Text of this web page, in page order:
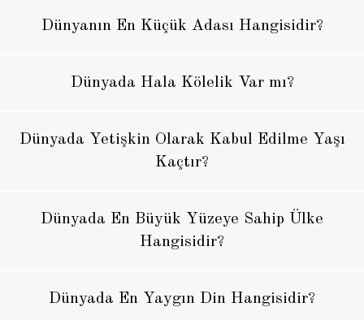
Dünyanın En Küçük Adası Hangisidir?
Dünyada Hala Kölelik Var mı?
Dünyada Yetişkin Olarak Kabul Edilme Yaşı
Kaçtır?
Dünyada En Büyük Yüzeye Sahip Ülke
Hangisidir?
Dünyada En Yaygın Din Hangisidir?